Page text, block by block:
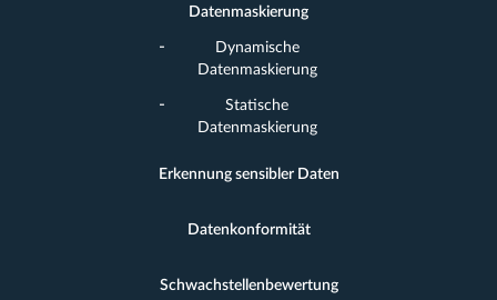
Datenmaskierung
Dynamische
Datenmaskierung
Statische
Datenmaskierung
Erkennung sensibler Daten
Datenkonformität
Schwachstellenbewertung